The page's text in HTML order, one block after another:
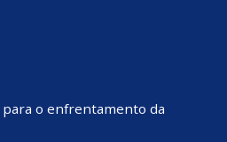
o enfrentamento da